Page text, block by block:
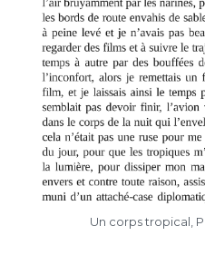
Un corps tropical,